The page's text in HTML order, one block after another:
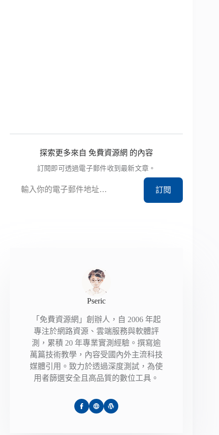
探索更多來自 免費資源網 的內容
訂閱即可透過電子郵件收到最新文章。
訂閱
Pseric
「免費資源網」創辦人，自 2006 年起
專注於網路資源、雲端服務與軟體評
測，累積 20 年專業實測經驗。撰寫逾
萬篇技術教學，內容受國內外主流科技
媒體引用。致力於透過深度測試，為使
用者篩選安全且高品質的數位工具。